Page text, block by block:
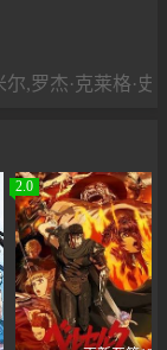
尔,罗杰·克莱格·
2.0